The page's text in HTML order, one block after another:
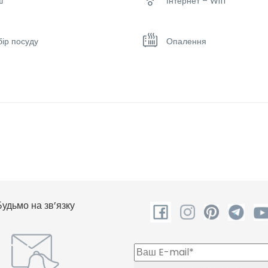
посуду Опалення
на зв’язку